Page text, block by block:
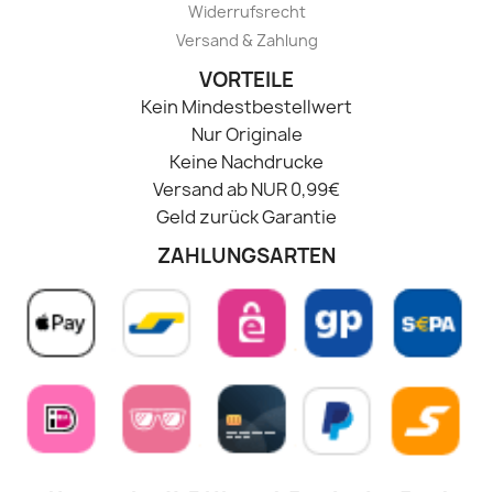
Widerrufsrecht
Versand & Zahlung
VORTEILE
Kein Mindestbestellwert
Nur Originale
Keine Nachdrucke
Versand ab NUR 0,99€
Geld zurück Garantie
ZAHLUNGSARTEN